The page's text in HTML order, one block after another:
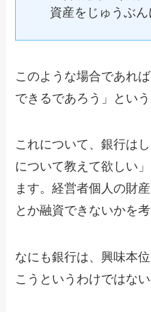
資産をじゅうぶ
このような場合であれ
できるであろう」とい
これについて、銀行は
について教えて欲しい
ます。経営者個人の財
とか融資できないかを
なにも銀行は、興味本
こうというわけではない